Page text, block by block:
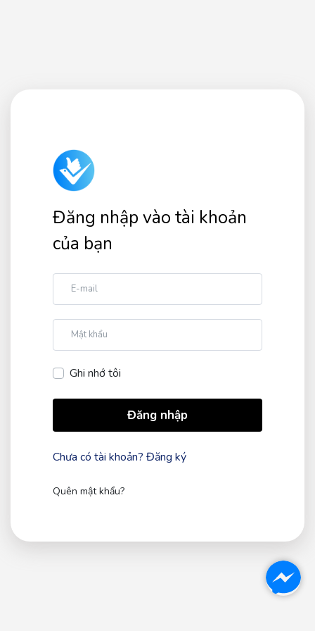
Đăng nhập vào tài khoản
của bạn
E-mail
Mật khẩu
Ghi nhớ tôi
Đăng nhập
Chưa có tài khoản? Đăng ký
Quên mật khẩu?